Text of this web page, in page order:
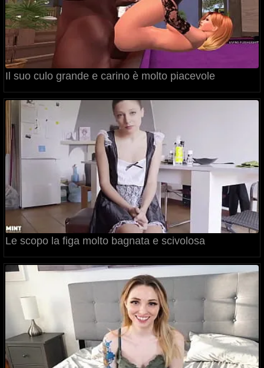
Il suo culo grande e carino è molto piacevole
Le scopo la figa molto bagnata e scivolosa